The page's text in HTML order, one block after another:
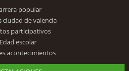
popular
ciudad de valencia
participativos
Edad escolar
acontecimientos